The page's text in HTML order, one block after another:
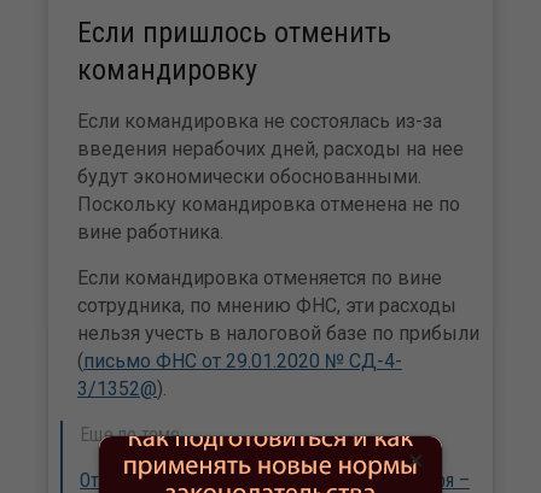
Если пришлось отменить
командировку
Если командировка не состоялась из-за
введения нерабочих дней, расходы на нее
будут экономически обоснованными.
Поскольку командировка отменена не по
вине работника.
Если командировка отменяется по вине
сотрудника, по мнению ФНС, эти расходы
нельзя учесть в налоговой базе по прибыли
(письмо ФНС от 29.01.2020 № СД-4-
3/1352@).
Еще по теме
Отмена командировки в нерабочие дни октября –
×